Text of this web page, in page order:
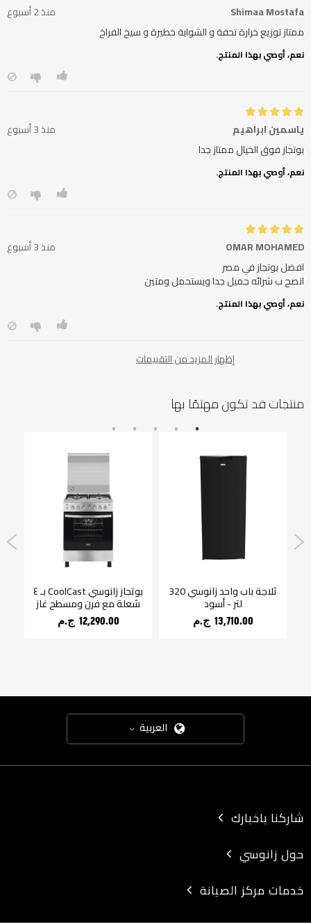
Shimaa Mostafa
منذ 2 أسبوع
ممتاز توزيع خرارة تحفة و الشواية خطيرة و سيخ الفراخ
نعم، أوصي بهذا المنتج.
ياسمين ابراهيم
منذ 3 أسبوع
بوتجاز فوق الخيال ممتاز جدا
نعم، أوصي بهذا المنتج.
OMAR MOHAMED
منذ 3 أسبوع
انصح ب شرائه جميل جدا ويستحمل ومتين
نعم، أوصي بهذا المنتج.
إظهار المزيد من التقييمات
منتجات قد تكون مهتمًا بها
ثلاجة باب واحد زانوسي 320
لتر - أسود
13,710.00 ج.م‏
بوتجاز زانوسي CoolCast بـ ٤
شعلة مع فرن ومسطح غاز
12,290.00 ج.م‏
العربية
شاركنا باخبارك
حول زانوسي
خدمات مركز الصيانة